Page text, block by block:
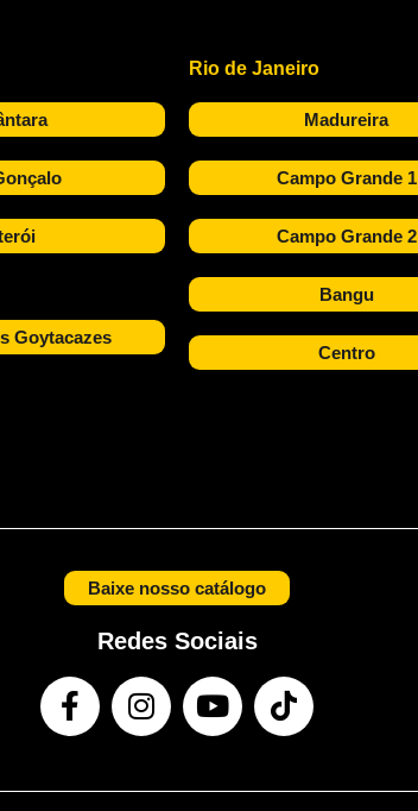
Goytacazes
Rio de Janeiro
Madureira
Campo Grande 1
Campo Grande 2
Bangu
Centro
Baixe nosso catálogo
Redes Sociais